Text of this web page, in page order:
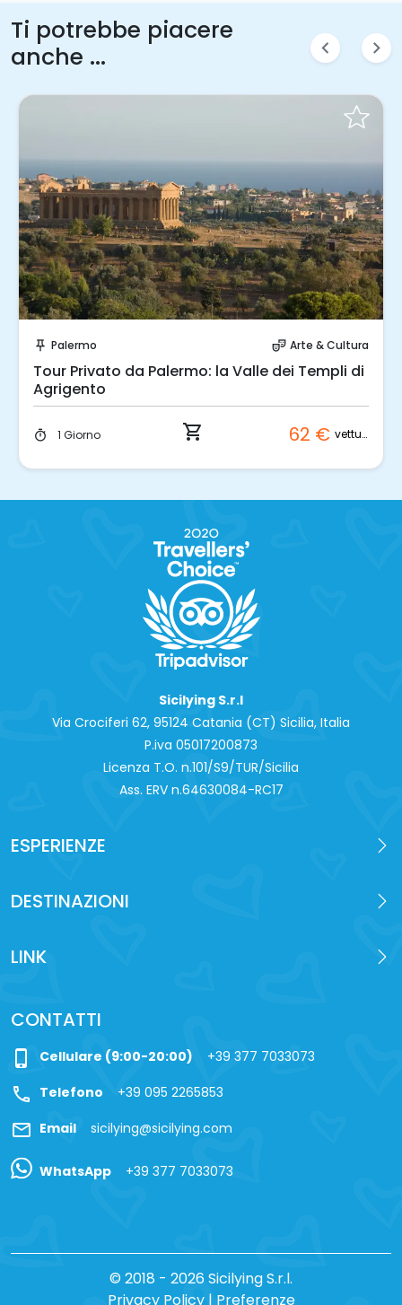
Ti potrebbe piacere
anche ...
chevron_left chevron_right
push_pin Palermo theater_comedy Arte & Cultura
Tour Privato da Palermo: la Valle dei Templi di
Agrigento
timer 1 Giorno shopping_cart 62 € vettura
Sicilying S.r.l
Via Crociferi 62, 95124 Catania (CT) Sicilia, Italia
P.iva 0‍5017200873
Licenza T.O. n.101/S9/TUR/Sicilia
Ass. ERV n.64630084-RC17
ESPERIENZE
DESTINAZIONI
LINK
CONTATTI
phone_iphone Cellulare (9:00-20:00) +39 377 7033073
call Telefono +39 095 2265853
mail Email sicilying@sicilying.com
WhatsApp +39 377 7033073
© 2018 - 2026 Sicilying S.r.l.
Privacy Policy| Preferenze